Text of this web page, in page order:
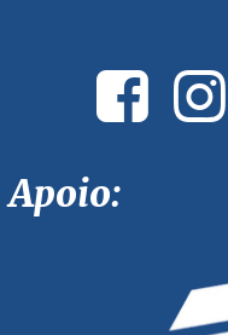
Apoio: